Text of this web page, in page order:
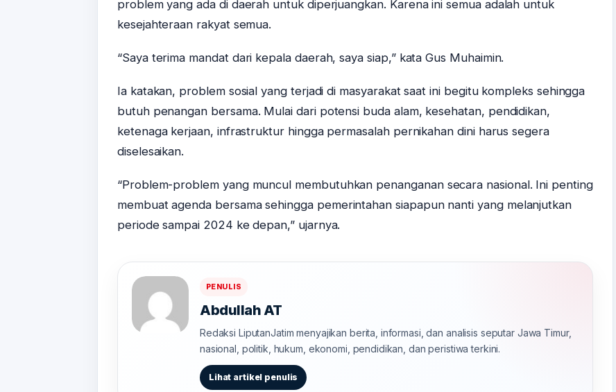
problem yang ada di daerah untuk diperjuangkan. Karena ini semua adalah untuk
kesejahteraan rakyat semua.
“Saya terima mandat dari kepala daerah, saya siap,” kata Gus Muhaimin.
Ia katakan, problem sosial yang terjadi di masyarakat saat ini begitu kompleks sehingga
butuh penangan bersama. Mulai dari potensi buda alam, kesehatan, pendidikan,
ketenaga kerjaan, infrastruktur hingga permasalah pernikahan dini harus segera
diselesaikan.
“Problem-problem yang muncul membutuhkan penanganan secara nasional. Ini penting
membuat agenda bersama sehingga pemerintahan siapapun nanti yang melanjutkan
periode sampai 2024 ke depan,” ujarnya.
PENULIS
Abdullah AT
Redaksi LiputanJatim menyajikan berita, informasi, dan analisis seputar Jawa Timur,
nasional, politik, hukum, ekonomi, pendidikan, dan peristiwa terkini.
Lihat artikel penulis